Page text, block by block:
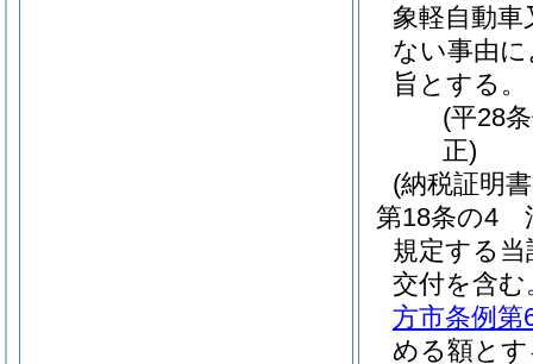
象軽自動
ない事由
旨とする。
(平28
正)
(納税証明
第18条の4
規定する
交付を含む
方市条例第
める額と